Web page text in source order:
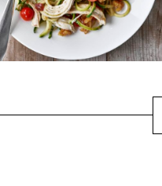
衣にくるみを使用...
くるみ、チキン、トマ
トのズッキーニヌード